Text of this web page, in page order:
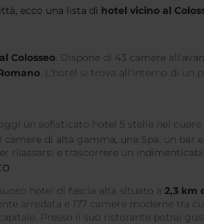
ecco una lista di hotel vicino al
Colosseo. Dispone di 43 camere
. L'hotel si trova all'interno di un
un sofisticato hotel 5 stelle nel
di alta gamma, una Spa, un
rilassarsi e trascorrere un
hotel di fascia alta situato a 2,3 km
arredata e 177 camere moderne tra
Presso il suo ristorante potrai